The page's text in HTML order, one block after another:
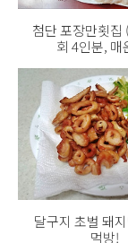
첨단 포장만횟집
회 4인분, 매
달구지 초벌 돼
먹방!